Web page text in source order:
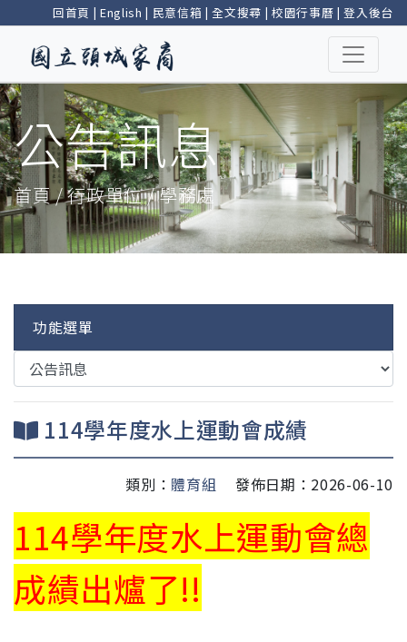
回首頁 | English | 民意信箱 |全文搜尋 | 校園行事曆 |登入後台
公告訊息
首頁 / 行政單位 / 學務處
功能選單
114學年度水上運動會成績
類別：體育組 發佈日期：2026-06-10
114學年度水上運動會總
成績出爐了!!